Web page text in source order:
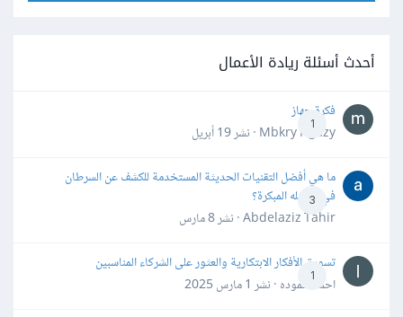
أحدث أسئلة ريادة الأعمال
1
فكرة جهاز
Mbkry Hgazy · نشر
19 أبريل
3
ما هي أفضل التقنيات الحديثة المستخدمة للكشف عن السرطان
في مراحله المبكرة؟
Abdelaziz Tahir · نشر
8 مارس
1
تسويق الأفكار الابتكارية والعثور على الشركاء المناسبين
احمد حموده · نشر 1 مارس 2025